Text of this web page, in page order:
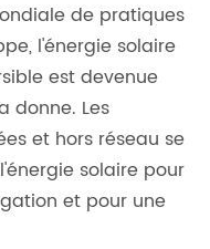
de pratiques
l'énergie solaire
est devenue
donne. Les
et hors réseau se
solaire pour
et pour une